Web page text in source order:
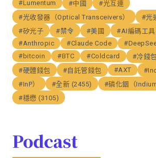
#Lumentum
#中國
#光互連
#光收發器（Optical Transceivers）
#光
#矽光子
#禁令 #美國
#AI編碼工具
#Anthropic
#Claude Code
#bitcoin
#BTC #Coldcard #冷錢包
#硬體錢包
#自託管錢包 #AXT
#InP）
#全新 (2455)
#磷化銦（
#穩懋 (3105)
Podcast